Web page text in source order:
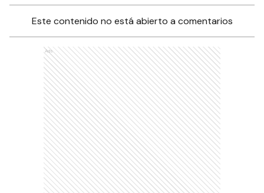
Este contenido no está abierto a comentarios
Ads